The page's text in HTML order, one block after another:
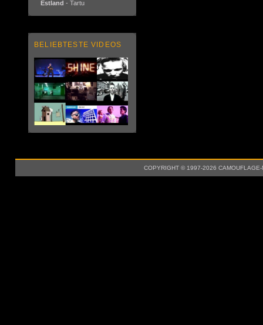
Estland - Tartu
BELIEBTESTE VIDEOS
COPYRIGHT © 1997-2026 CAMOUFLAGE-